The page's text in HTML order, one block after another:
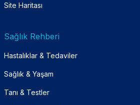
Site Haritası
Sağlık Rehberi
Hastalıklar & Tedaviler
Sağlık & Yaşam
Tanı & Testler